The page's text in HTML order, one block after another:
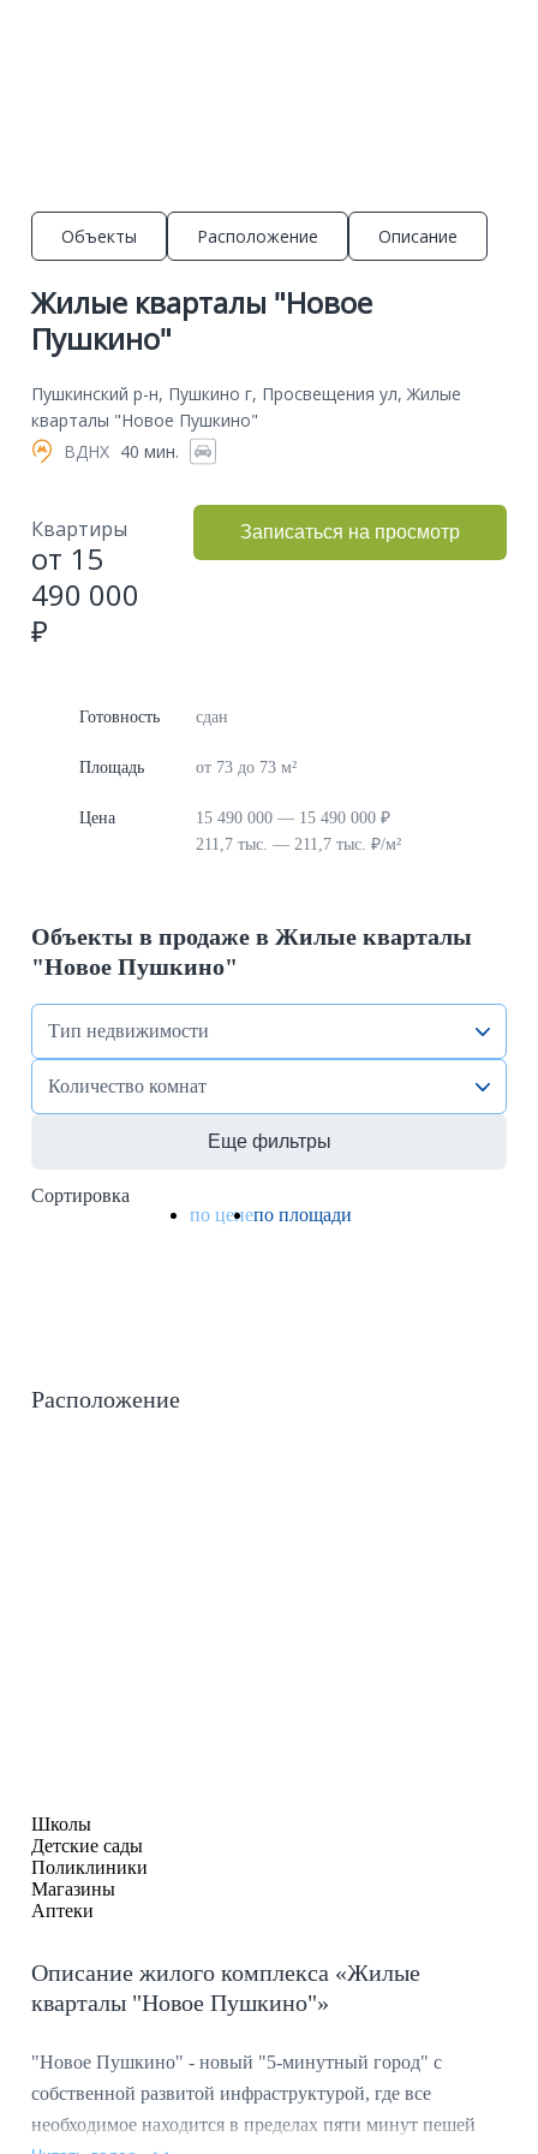
Жилые кварталы "Новое
Пушкино"
Пушкинский р-н, Пушкино г, Просвещения ул, Жилые
кварталы "Новое Пушкино"
ВДНХ 40 мин.
Квартиры
от 15
490 000
₽
Записаться на просмотр
Объекты Расположение Описание
Готовность сдан
Площадь от 73 до 73 м²
Цена
15 490 000 — 15 490 000 ₽
211,7 тыс. — 211,7 тыс. ₽/м²
Объекты в продаже в Жилые кварталы
"Новое Пушкино"
Тип недвижимости
Количество комнат
Еще фильтры
Сортировка
по ценепо площади
Расположение
Школы
Детские сады
Поликлиники
Магазины
Аптеки
Описание жилого комплекса «Жилые
кварталы "Новое Пушкино"»
"Новое Пушкино" - новый "5-минутный город" с
собственной развитой инфраструктурой, где все
необходимое находится в пределах пяти минут пешей